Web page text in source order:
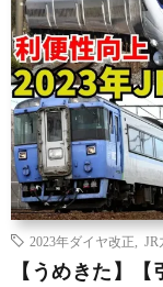
2023年ダイヤ改正 JR
【うめきた】